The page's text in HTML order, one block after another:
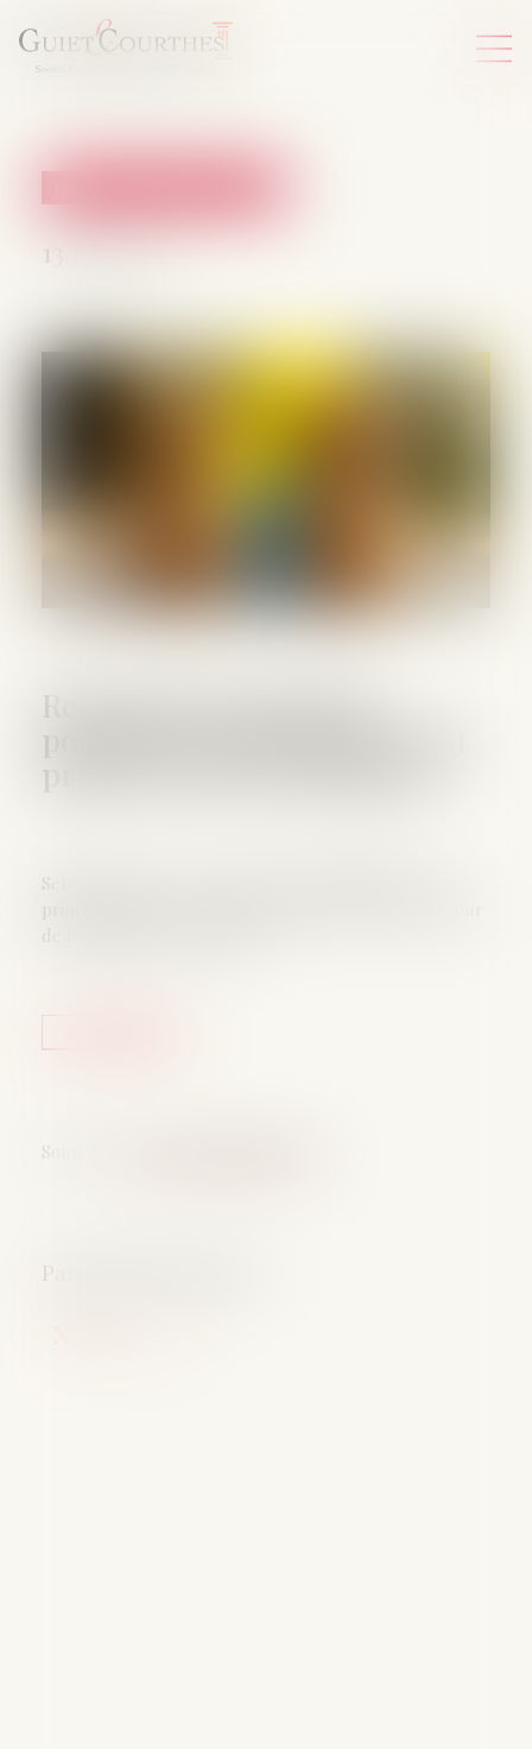
Recherche de paternité :
pourquoi la loi française peut
primer sur la loi étrangère ?
Source :
Selon l’article 311-14 du Code civil, la filiation est en
principe régie par la loi personnelle de la mère au jour
de la naissance de l’enfant...